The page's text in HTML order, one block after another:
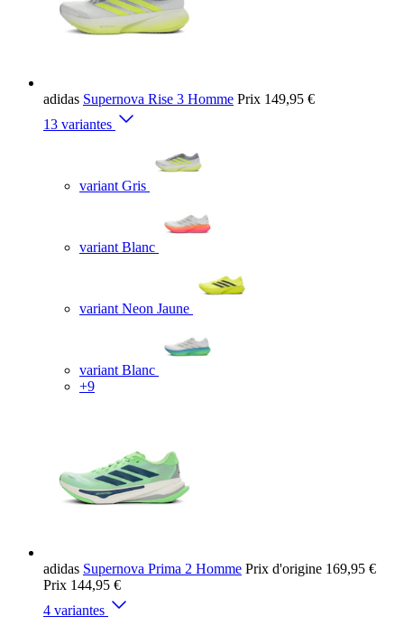
adidas Supernova Rise 3 Homme Prix 149,95 €
13 variantes
variant Gris
variant Blanc
variant Neon Jaune
variant Blanc
+9
adidas Supernova Prima 2 Homme Prix d'origine 169,95 €
Prix 144,95 €
4 variantes